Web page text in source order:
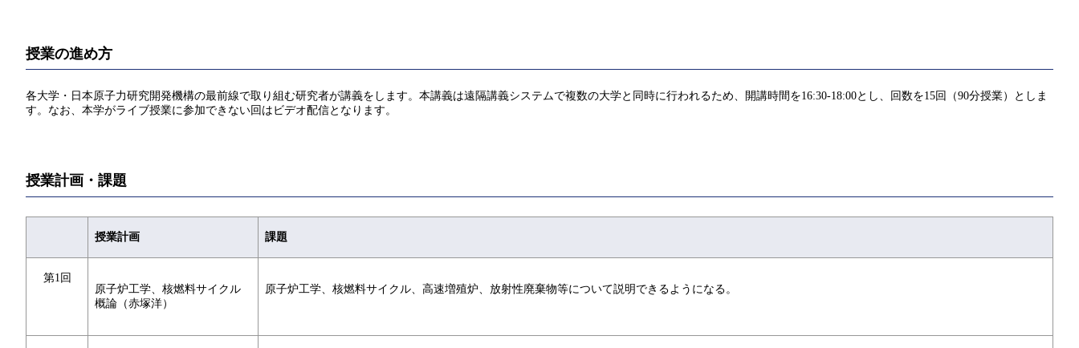
授業の進め方
各大学・日本原子力研究開発機構の最前線で取り組む研究者が講義をします。本講義は遠隔講義システムで複数の大学と同時に行われるため、開講時間を16:30-18:00とし、回数を15回（90分授業）としま
す。なお、本学がライブ授業に参加できない回はビデオ配信となります。
授業計画・課題
授業計画 課題
第1回
原子炉工学、核燃料サイクル
概論（赤塚洋）
原子炉工学、核燃料サイクル、高速増殖炉、放射性廃棄物等について説明できるようになる。